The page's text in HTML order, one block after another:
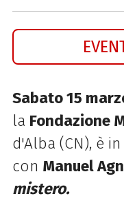
Sabato 15
la Fondazione
d'Alba (CN), è
con Manuel
mistero.